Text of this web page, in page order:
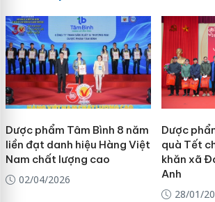
Dược phẩm Tâm Bình 8 năm
liền đạt danh hiệu Hàng Việt
Nam chất lượng cao
02/04/2026
Dược
quà Tết
khăn xã
Anh
28/01/